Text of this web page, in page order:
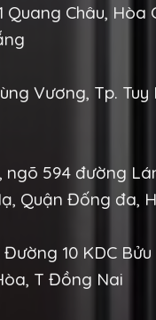
Quang Châu, Hòa
Vương, Tp. Tuy
ngõ 594 đường
Quận Đống đa,
10 KDC
T Đồng Nai